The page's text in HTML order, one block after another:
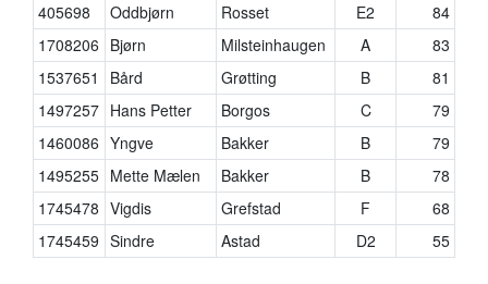
405698
Oddbjørn Rosset E2
84
1708206 Bjørn Milsteinhaugen A
83
1537651
Bård Grøtting B
81
1497257 Hans Petter Borgos C
79
1460086 Yngve Bakker B
79
1495255 Mette Mælen Bakker B
78
1745478 Vigdis Grefstad F
68
1745459 Sindre Astad D2 55